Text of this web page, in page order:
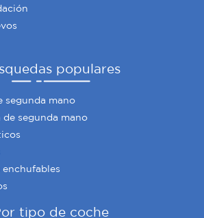
populares
segunda mano
de segunda mano
tipo de coche